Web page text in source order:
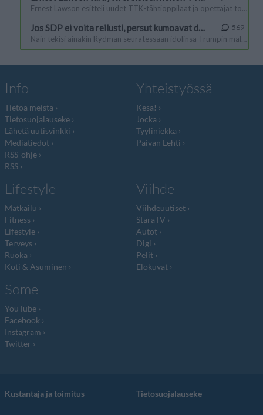
Info
Tietoa meistä
Tietosuojalauseke
Lähetä uutisvinkki
Mediatiedot
RSS-ohje
RSS
Yhteistyössä
Kesä!
Jocka
Tyyliniekka
Päivän Lehti
Lifestyle
Matkailu
Fitness
Lifestyle
Terveys
Ruoka
Koti & Asuminen
Viihde
Viihdeuutiset
StaraTV
Autot
Digi
Pelit
Elokuvat
Some
YouTube
Facebook
Instagram
Twitter
Kustantaja ja toimitus Tietosuojalauseke